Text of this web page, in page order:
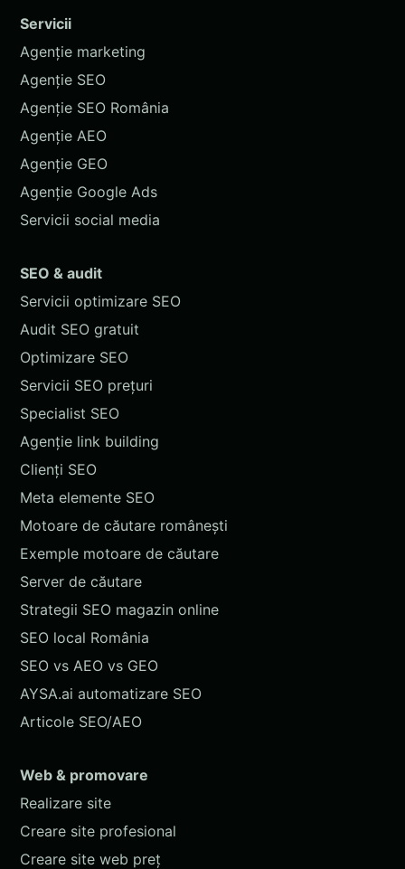
Servicii
Agenție marketing
Agenție SEO
Agenție SEO România
Agenție AEO
Agenție GEO
Agenție Google Ads
Servicii social media
SEO & audit
Servicii optimizare SEO
Audit SEO gratuit
Optimizare SEO
Servicii SEO prețuri
Specialist SEO
Agenție link building
Clienți SEO
Meta elemente SEO
Motoare de căutare românești
Exemple motoare de căutare
Server de căutare
Strategii SEO magazin online
SEO local România
SEO vs AEO vs GEO
AYSA.ai automatizare SEO
Articole SEO/AEO
Web & promovare
Realizare site
Creare site profesional
Creare site web preț